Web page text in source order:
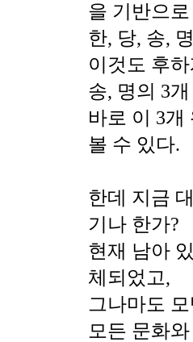
을 기반으
한, 당, 송,
이것도 후
송, 명의 3
바로 이 3
볼 수 있다.
한데 지금
기나 한가?
현재 남아
체되었고,
그나마도
모든 문화